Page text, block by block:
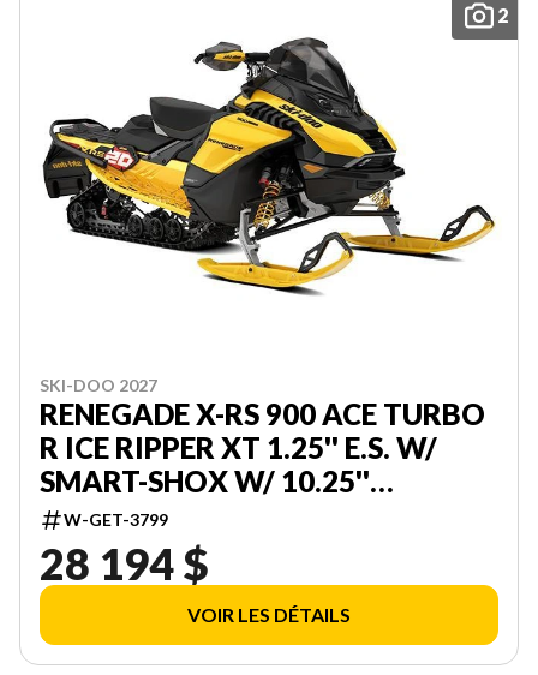
2
SKI-DOO 2027
RENEGADE X-RS 900 ACE TURBO
R ICE RIPPER XT 1.25'' E.S. W/
SMART-SHOX W/ 10.25''
TOUCHSCREEN 000DAVV00
W-GET-3799
28 194 $
VOIR LES DÉTAILS